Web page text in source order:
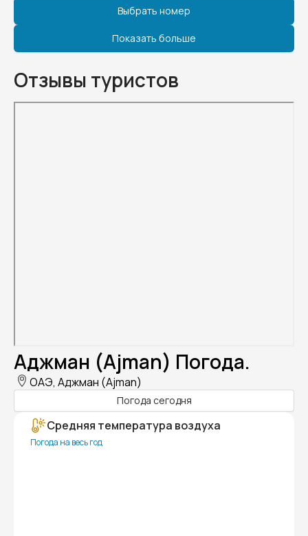
Выбрать номер
Показать больше
Отзывы туристов
Аджман (Ajman) Погода.
ОАЭ, Аджман (Ajman)
Погода сегодня
Средняя температура воздуха
Погода на весь год